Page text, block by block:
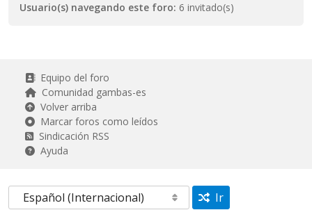
Usuario(s) navegando este foro: 6 invitado(s)
Equipo del foro
Comunidad gambas-es
Volver arriba
Marcar foros como leídos
Sindicación RSS
Ayuda
Ir